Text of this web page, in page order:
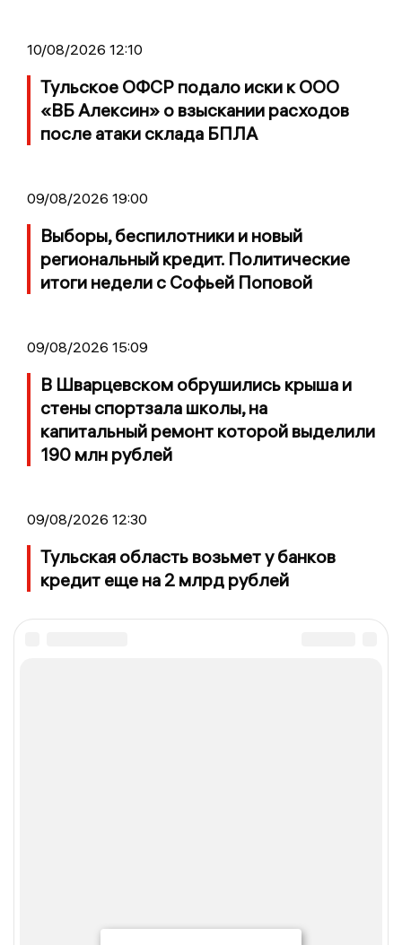
10/08/2026 12:10
Тульское ОФСР подало иски к ООО
«ВБ Алексин» о взыскании расходов
после атаки склада БПЛА
09/08/2026 19:00
Выборы, беспилотники и новый
региональный кредит. Политические
итоги недели с Софьей Поповой
09/08/2026 15:09
В Шварцевском обрушились крыша и
стены спортзала школы, на
капитальный ремонт которой выделили
190 млн рублей
09/08/2026 12:30
Тульская область возьмет у банков
кредит еще на 2 млрд рублей